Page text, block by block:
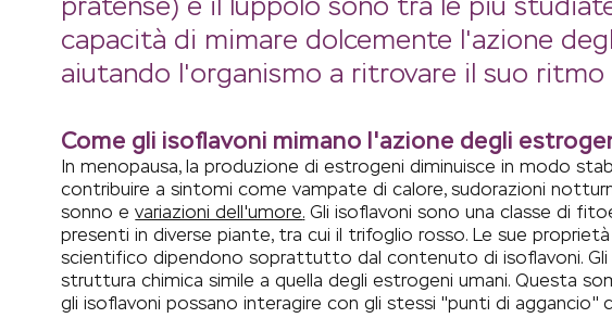
pratense) e il luppolo sono tra le più
capacità di mimare dolcemente l'azione
aiutando l'organismo a ritrovare il suo ritmo
Come gli isoflavoni mimano l'azione degli
In menopausa, la produzione di estrogeni diminuisce in modo
contribuire a sintomi come vampate di calore, sudorazioni
sonno evariazioni dell'umore. Gli isoflavoni sono una classe di
presenti in diverse piante, tra cui il trifoglio rosso. Le sue
scientifico dipendono soprattutto dal contenuto di isoflavoni. Gli
struttura chimica simile a quella degli estrogeni umani. Questa
gli isoflavoni possano interagire con gli stessi "punti di aggancio"